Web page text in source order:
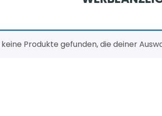
keine Produkte gefunden, die deiner